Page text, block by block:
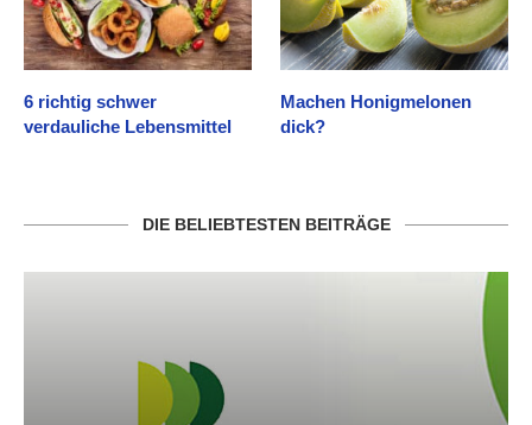
6 richtig schwer
verdauliche Lebensmittel
Machen Honigmelonen
dick?
DIE BELIEBTESTEN BEITRÄGE